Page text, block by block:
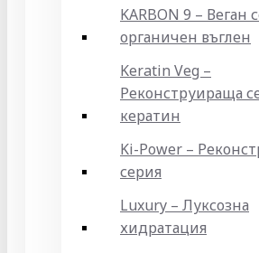
KARBON 9 – Веган
органичен въглен
Keratin Veg –
Реконструираща
кератин
Ki-Power –
серия
Luxury – Луксозна
хидратация